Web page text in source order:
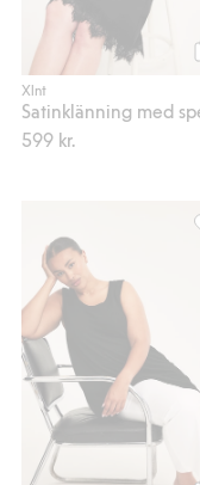
Xlnt
599 kr.